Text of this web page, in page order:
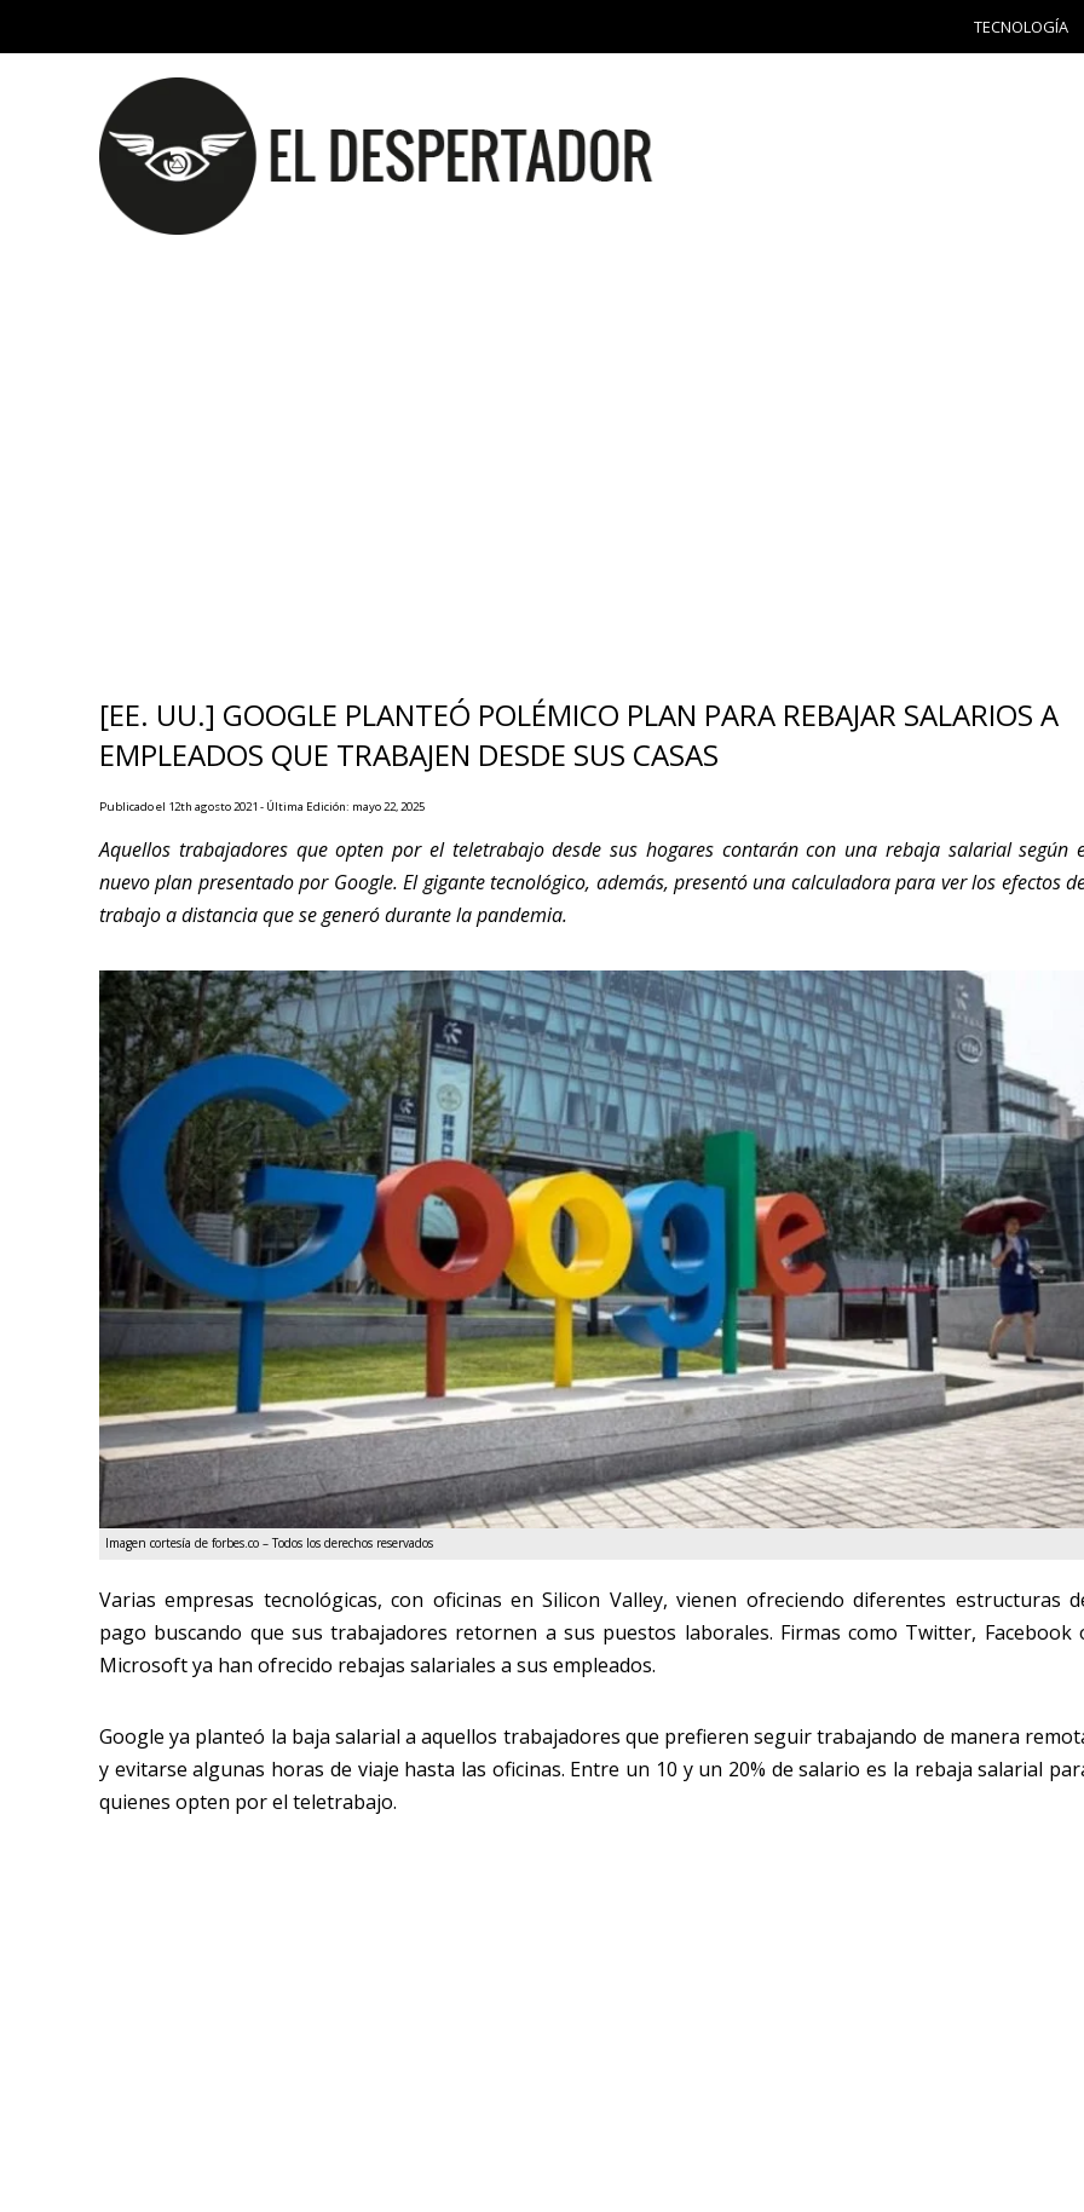
TECNOLOGÍA
[EE. UU.] GOOGLE PLANTEÓ POLÉMICO PLAN PARA REBAJAR SALARIOS A
EMPLEADOS QUE TRABAJEN DESDE SUS CASAS
Publicado el 12th agosto 2021 - Última Edición: mayo 22, 2025
Aquellos trabajadores que opten por el teletrabajo desde sus hogares contarán con una rebaja salarial según
nuevo plan presentado por Google. El gigante tecnológico, además, presentó una calculadora para ver los efectos
trabajo a distancia que se generó durante la pandemia.
Imagen cortesía de forbes.co – Todos los derechos reservados
Varias empresas tecnológicas, con oficinas en Silicon Valley, vienen ofreciendo diferentes estructuras
pago buscando que sus trabajadores retornen a sus puestos laborales. Firmas como Twitter, Facebook
Microsoft ya han ofrecido rebajas salariales a sus empleados.
Google ya planteó la baja salarial a aquellos trabajadores que prefieren seguir trabajando de manera
y evitarse algunas horas de viaje hasta las oficinas. Entre un 10 y un 20% de salario es la rebaja salarial
quienes opten por el teletrabajo.